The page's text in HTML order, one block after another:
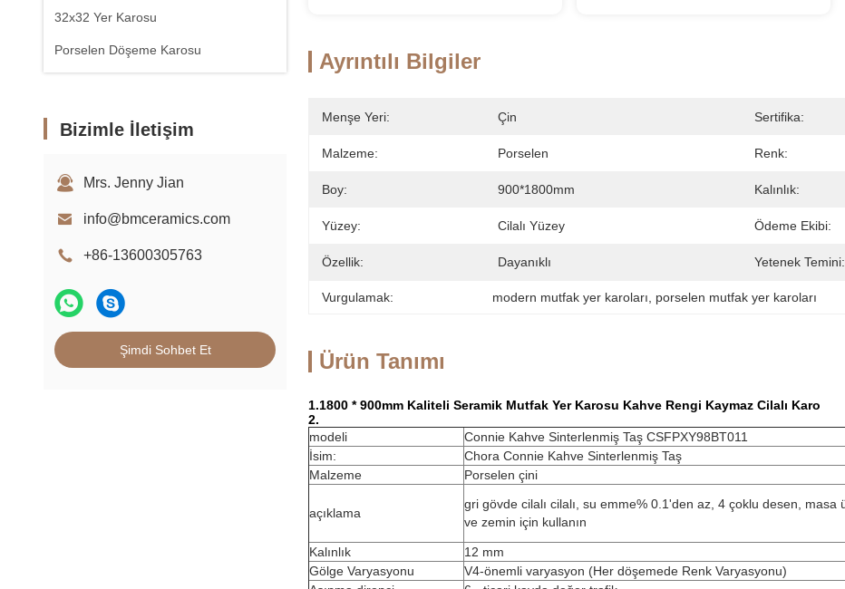
32x32 Yer Karosu
Porselen Döşeme Karosu
Bizimle İletişim
Mrs. Jenny Jian
info@bmceramics.com
+86-13600305763
Şimdi Sohbet Et
Ayrıntılı Bilgiler
Menşe Yeri: Çin Sertifika:
Malzeme: Porselen Renk:
Boy: 900*1800mm Kalınlık:
Yüzey: Cilalı Yüzey Ödeme Ekibi:
Özellik: Dayanıklı Yetenek Temini:
Vurgulamak: modern mutfak yer karoları porselen mutfak yer karoları
Ürün Tanımı
1.1800 * 900mm Kaliteli Seramik Mutfak Yer Karosu Kahve Rengi Kaymaz Cilalı Karo
2.
modeli
Connie Kahve Sinterlenmiş Taş CSFPXY98BT011
İsim:
Chora Connie Kahve Sinterlenmiş Taş
Malzeme
Porselen çini
açıklama
gri gövde cilalı cilalı, su emme% 0.1'den az, 4 çoklu desen, masa
ve zemin için kullanın
Kalınlık
12 mm
Gölge Varyasyonu
V4-önemli varyasyon (Her döşemede Renk Varyasyonu)